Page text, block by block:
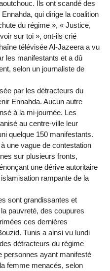
Ils ont scandé des
qui dirige la coalition
du régime », « Justice,
sur toi », ont-ils crié
télévisée Al-Jazeera a vu
les manifestants et a dû
selon un journaliste de
par les détracteurs du
Ennahda. Aucun autre
à la mi-journée. Les
au centre-ville leur
quelque 150 manifestants.
une vague de contestation
sur plusieurs fronts,
une dérive autoritaire
rampante de la
sont grandissantes et
pauvreté, des coupures
ces dernières
Tunis a ainsi vu lundi
détracteurs du régime
personnes ayant manifesté
femme menacés, selon